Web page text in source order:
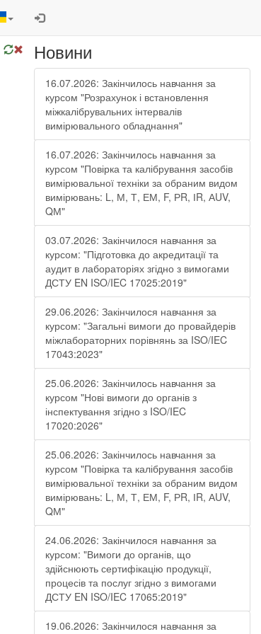
Новини
16.07.2026: Закінчилось навчання за
курсом "Розрахунок і встановлення
міжкалібрувальних інтервалів
вимірювального обладнання"
16.07.2026: Закінчилось навчання за
курсом "Повірка та калібрування засобів
вимірювальної техніки за обраним видом
вимірювань: L, М, Т, ЕМ, F, РR, ІR, АUV,
QМ"
03.07.2026: Закінчилося навчання за
курсом: "Підготовка до акредитації та
аудит в лабораторіях згідно з вимогами
ДСТУ EN ISO/IEC 17025:2019"
29.06.2026: Закінчилося навчання за
курсом: "Загальні вимоги до провайдерів
міжлабораторних порівнянь за ISO/IEC
17043:2023"
25.06.2026: Закінчилось навчання за
курсом "Нові вимоги до органів з
інспектування згідно з ISO/IEC
17020:2026"
25.06.2026: Закінчилось навчання за
курсом "Повірка та калібрування засобів
вимірювальної техніки за обраним видом
вимірювань: L, М, Т, ЕМ, F, РR, ІR, АUV,
QМ"
24.06.2026: Закінчилося навчання за
курсом: "Вимоги до органів, що
здійснюють сертифікацію продукції,
процесів та послуг згідно з вимогами
ДСТУ EN ISO/IEC 17065:2019"
19.06.2026: Закінчилося навчання за